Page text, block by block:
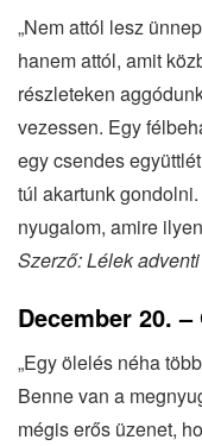
„Nem attól lesz
hanem attól, amit
részleteken
vezessen. Egy
egy csendes
túl akartunk
nyugalom, amire
Szerző: Lélek
December 20.
„Egy ölelés néha
Benne van a
mégis erős üzenet,